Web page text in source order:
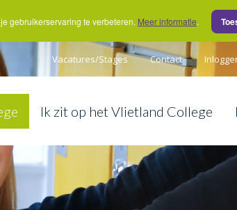
gebruikerservaring te verbeteren. Meer informatie.
Vacatures/Stages Contact
Ik zit op het Vlietland College